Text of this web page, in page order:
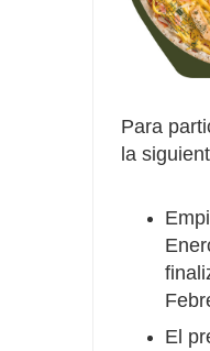
Para
la
El